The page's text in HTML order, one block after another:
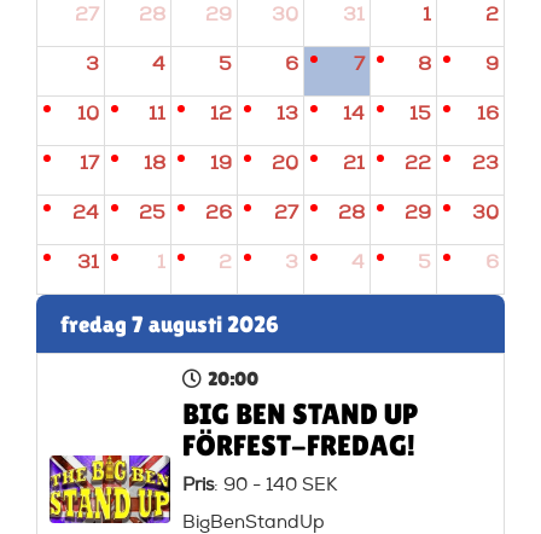
27 28 29 30 31 1 2
3 4 5 6 7 8 9
10 11 12 13 14 15 16
17 18 19 20 21 22 23
24 25 26 27 28 29 30
31 1 2 3 4 5 6
fredag 7 augusti 2026
20:00
BIG BEN STAND UP
FÖRFEST-FREDAG!
Pris: 90 - 140 SEK
BigBenStandUp